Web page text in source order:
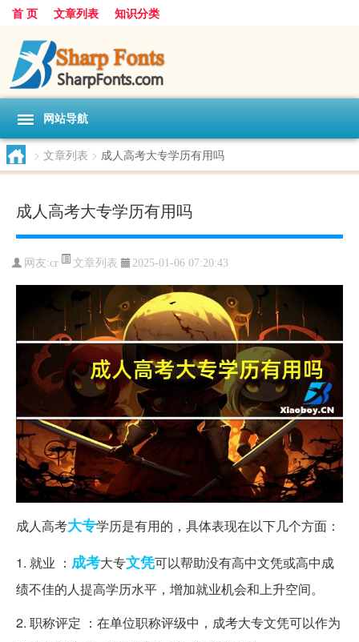
首 页 文章列表 知识分类
网站导航
> 文章列表 > 成人高考大专学历有用吗
成人高考大专学历有用吗
网友:cr 文章列表 2025-01-06 07:20:43
成人高考大专学历是有用的，具体表现在以下几个方面：
1. 就业 ： 成考大专文凭可以帮助没有高中文凭或高中成
绩不佳的人提高学历水平，增加就业机会和上升空间。
2. 职称评定 ：在单位职称评级中，成考大专文凭可以作为